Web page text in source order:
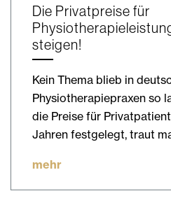
Die Privatpreise für
steigen!
Kein Thema blieb in
Physiotherapiepraxen so
die Preise für
Jahren festgelegt, traut
mehr